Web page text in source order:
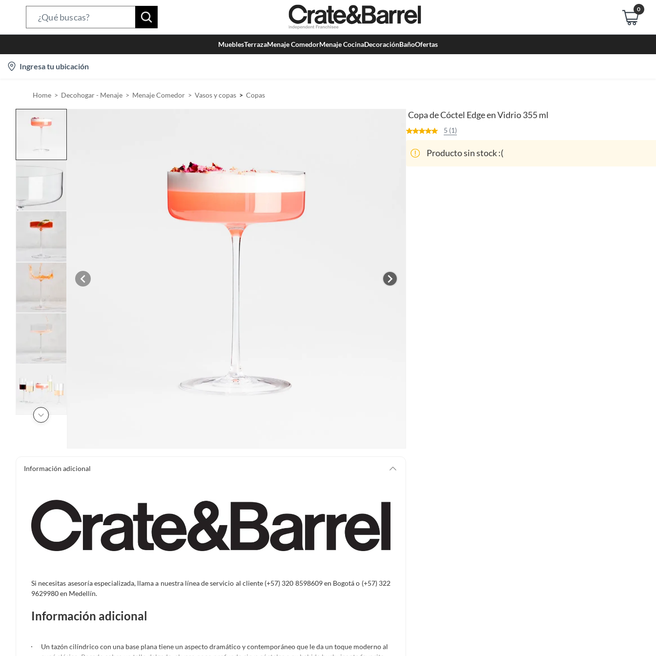
e
r
B
0
MueblesTerrazaMenaje ComedorMenaje CocinaDecoraciónBañoOfertas
Ingresa tu ubicación
Home Decohogar - Menaje Menaje Comedor Vasos y copas Copas
Información adicional
Si necesitas asesoría especializada, llama a nuestra línea de servicio al cliente (+57) 320 8598609 en Bogotá o (+57) 322
9629980 en Medellín.
Información adicional
Un tazón cilíndrico con una base plana tiene un aspecto dramático y contemporáneo que le da un toque moderno al
Copa de Cóctel Edge en Vidrio 355 ml
5 (1)
Producto sin stock :(